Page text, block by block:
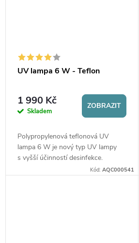
UV lampa 6 W - Teflon
1 990 Kč
Skladem
ZOBRAZIT
Polypropylenová teflonová UV
lampa 6 W je nový typ UV lampy
s vyšší účinností desinfekce.
Kód:AQC000541